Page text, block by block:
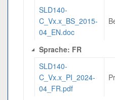
SLD140-
C_Vx.x_BS_2015-
04_EN.doc
Sprache: FR
SLD140-
C_Vx.x_PI_2024-
04_FR.pdf